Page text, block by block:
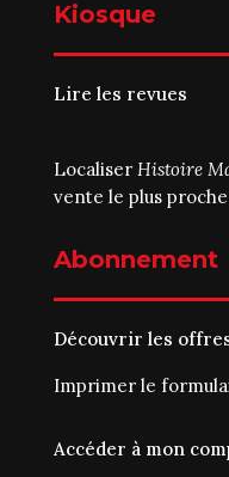
Kiosque
Lire les revues
Localiser Histoire
vente le plus
Abonnement
Découvrir les
Imprimer le
Accéder à mon